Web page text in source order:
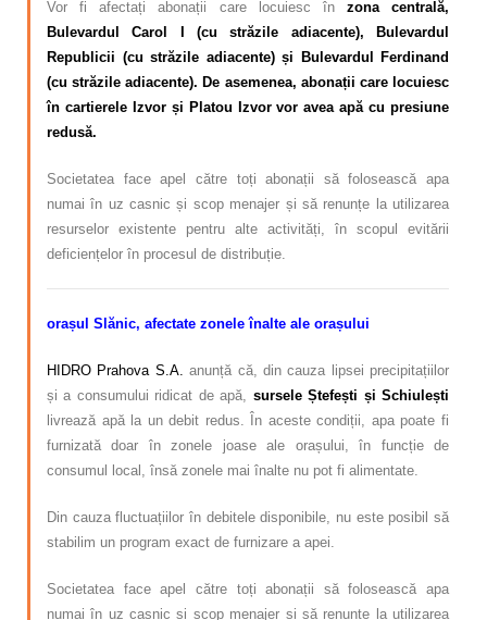
Vor fi afectați abonații care locuiesc în zona centrală,
Bulevardul Carol I (cu străzile adiacente), Bulevardul
Republicii (cu străzile adiacente) și Bulevardul Ferdinand
(cu străzile adiacente). De asemenea, abonații care locuiesc
în cartierele Izvor și Platou Izvor vor avea apă cu presiune
redusă.
Societatea face apel către toți abonații să folosească apa
numai în uz casnic și scop menajer și să renunțe la utilizarea
resurselor existente pentru alte activități, în scopul evitării
deficiențelor în procesul de distribuție.
orașul Slănic, afectate zonele înalte ale orașului
HIDRO Prahova S.A. anunță că, din cauza lipsei precipitațiilor
și a consumului ridicat de apă, sursele Ștefești și Schiulești
livrează apă la un debit redus. În aceste condiții, apa poate fi
furnizată doar în zonele joase ale orașului, în funcție de
consumul local, însă zonele mai înalte nu pot fi alimentate.
Din cauza fluctuațiilor în debitele disponibile, nu este posibil să
stabilim un program exact de furnizare a apei.
Societatea face apel către toți abonații să folosească apa
numai în uz casnic și scop menajer și să renunțe la utilizarea